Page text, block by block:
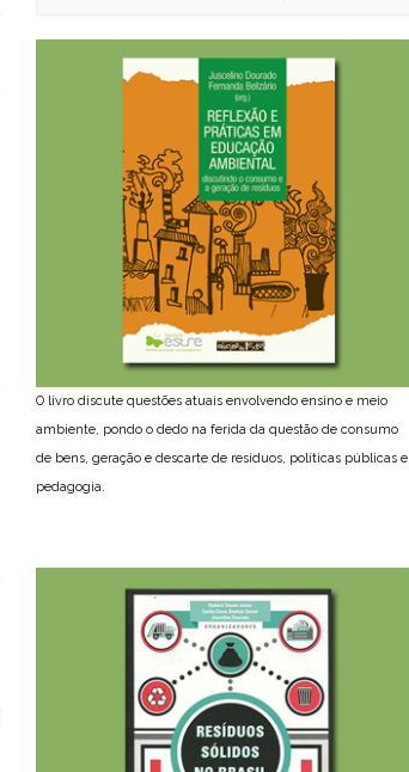
O livro discute questões atuais envolvendo ensino e meio
ambiente, pondo o dedo na ferida da questão de consumo
de bens, geração e descarte de resíduos, políticas públicas e
pedagogia.